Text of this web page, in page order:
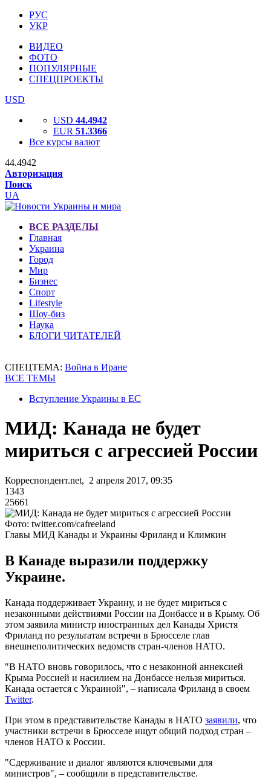
РУС
УКР
ВИДЕО
ФОТО
ПОПУЛЯРНЫЕ
СПЕЦПРОЕКТЫ
USD
USD 44.4942
EUR 51.3366
Все курсы валют
44.4942
Авторизация
Поиск
UA
ВСЕ РАЗДЕЛЫ
Главная
Украина
Город
Мир
Бизнес
Спорт
Lifestyle
Шоу-биз
Наука
БЛОГИ ЧИТАТЕЛЕЙ
СПЕЦТЕМА: Война в Иране
ВСЕ ТЕМЫ
Вступление Украины в ЕС
МИД: Канада не будет
мириться с агрессией России
Корреспондент.net, 2 апреля 2017, 09:35
1343
25661
Фото: twitter.com/cafreeland
Главы МИД Канады и Украины Фриланд и Климкин
В Канаде выразили поддержку
Украине.
Канада поддерживает Украину, и не будет мириться с
незаконными действиями России на Донбассе и в Крыму. Об
этом заявила министр иностранных дел Канады Христя
Фриланд по результатам встречи в Брюсселе глав
внешнеполитических ведомств стран-членов НАТО.
"В НАТО вновь говорилось, что с незаконной аннексией
Крыма Россией и насилием на Донбассе нельзя мириться.
Канада остается с Украиной", – написала Фриланд в своем
Twitter.
При этом в представительстве Канады в НАТО заявили, что
участники встречи в Брюсселе ищут общий подход стран –
членов НАТО к России.
"Сдерживание и диалог являются ключевыми для
министров", – сообщили в представительстве.